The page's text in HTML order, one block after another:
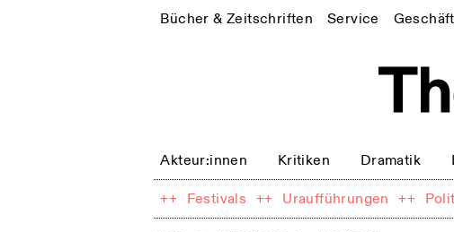
Bücher & Zeitschriften Service
Akteur:innen Kritiken Dramatik
++ Festivals ++ Uraufführungen ++